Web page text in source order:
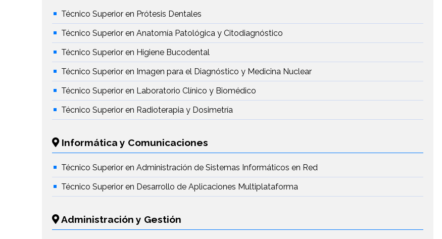
Técnico Superior en Prótesis Dentales
Técnico Superior en Anatomía Patológica y Citodiagnóstico
Técnico Superior en Higiene Bucodental
Técnico Superior en Imagen para el Diagnóstico y Medicina Nuclear
Técnico Superior en Laboratorio Clínico y Biomédico
Técnico Superior en Radioterapia y Dosimetría
Informática y Comunicaciones
Técnico Superior en Administración de Sistemas Informáticos en Red
Técnico Superior en Desarrollo de Aplicaciones Multiplataforma
Administración y Gestión